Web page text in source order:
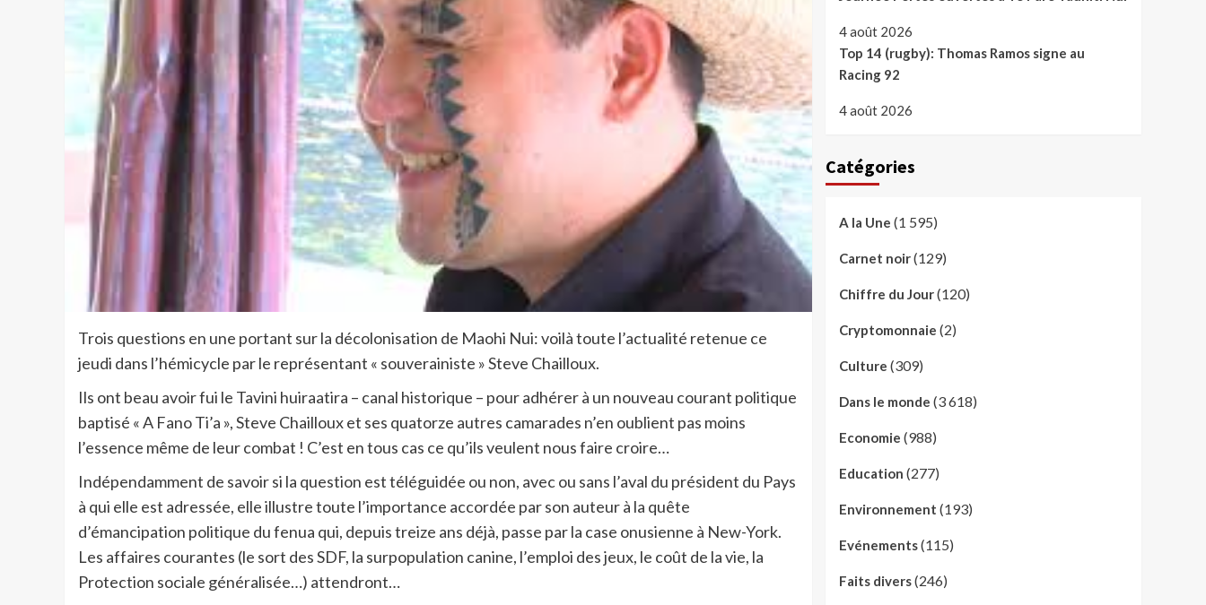
Trois questions en une portant sur la décolonisation de Maohi Nui: voilà toute l’actualité retenue ce
jeudi dans l’hémicycle par le représentant « souverainiste » Steve Chailloux.
Ils ont beau avoir fui le Tavini huiraatira – canal historique – pour adhérer à un nouveau courant politique
baptisé « A Fano Ti’a », Steve Chailloux et ses quatorze autres camarades n’en oublient pas moins
l’essence même de leur combat ! C’est en tous cas ce qu’ils veulent nous faire croire…
Indépendamment de savoir si la question est téléguidée ou non, avec ou sans l’aval du président du Pays
à qui elle est adressée, elle illustre toute l’importance accordée par son auteur à la quête
d’émancipation politique du fenua qui, depuis treize ans déjà, passe par la case onusienne à New-York.
Les affaires courantes (le sort des SDF, la surpopulation canine, l’emploi des jeux, le coût de la vie, la
Protection sociale généralisée…) attendront…
4 août 2026
Top 14 (rugby): Thomas Ramos signe au
Racing 92
4 août 2026
Catégories
A la Une (1 595)
Carnet noir(129)
Chiffre du Jour(120)
Cryptomonnaie (2)
Culture (309)
Dans le monde (3 618)
Economie (988)
Education (277)
Environnement (193)
Evénements(115)
Faits divers(246)